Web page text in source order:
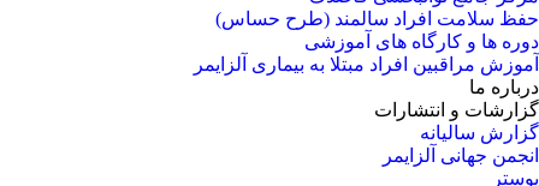
حفظ سلامت افراد سالمند (طرح حساس)
دوره ها و کارگاه های آموزشی
آموزش مراقبین افراد مبتلا به بیماری آلزایمر
درباره ما
گزارشات و انتشارات
گزارش سالیانه
انجمن جهانی آلزایمر
پوستر